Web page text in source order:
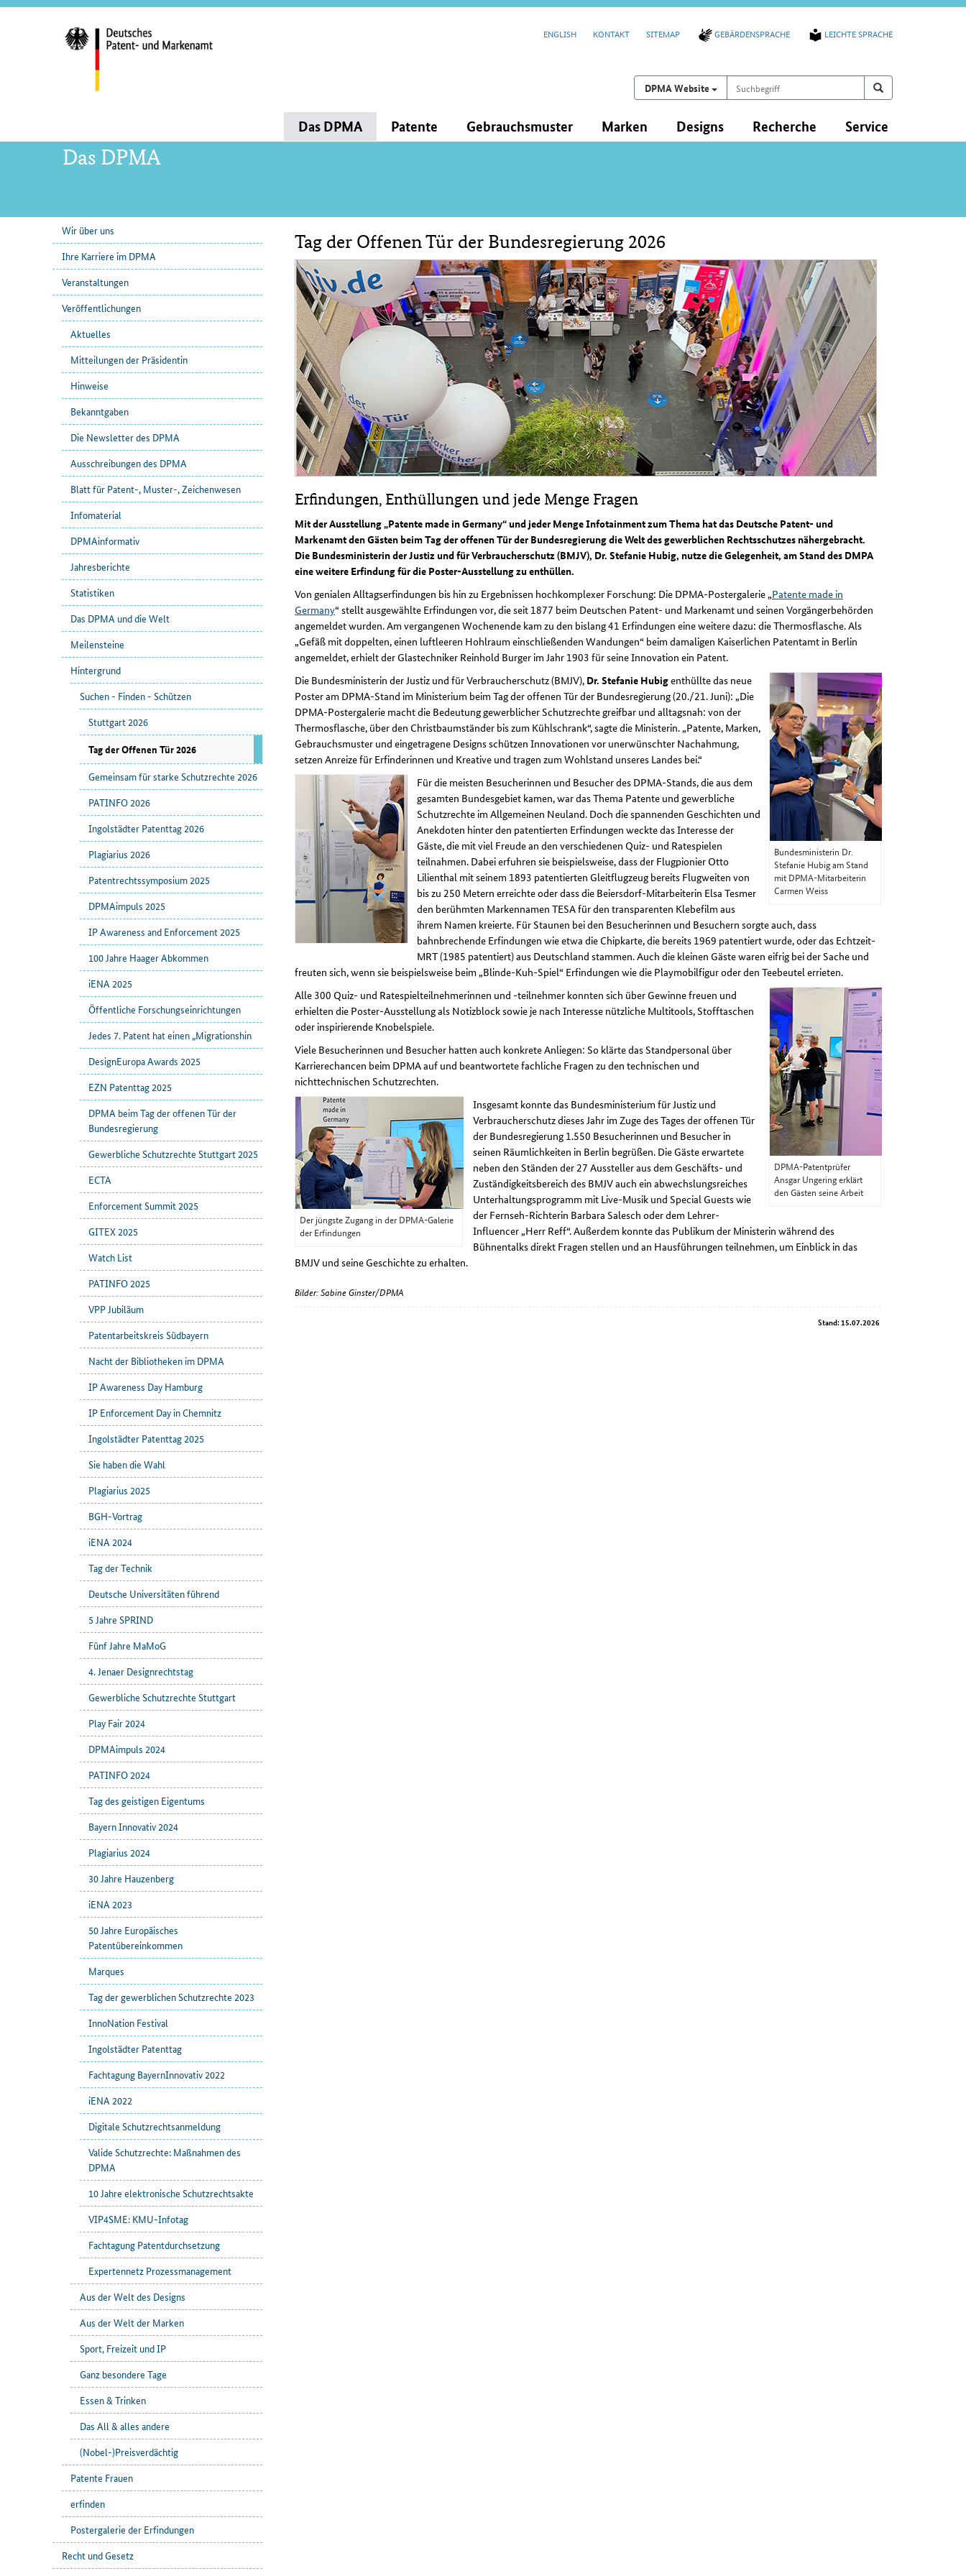
ENGLISH KONTAKT SITEMAP GEBÄRDENSPRACHE LEICHTE SPRACHE
Suchen auf
DPMA Website Suchbegriff Suchen
Das DPMA Patente Gebrauchsmuster Marken Designs Recherche Service
Das DPMA
Unternavigation
Wir über uns
Ihre Karriere im DPMA
Veranstaltungen
Veröffentlichungen
Aktuelles
Mitteilungen der Präsidentin
Hinweise
Bekanntgaben
Die Newsletter des DPMA
Ausschreibungen des DPMA
Blatt für Patent-, Muster-, Zeichenwesen
Infomaterial
DPMAinformativ
Jahresberichte
Statistiken
Das DPMA und die Welt
Meilensteine
Hintergrund
Suchen - Finden - Schützen
Stuttgart 2026
Tag der Offenen Tür 2026
Gemeinsam für starke Schutzrechte 2026
PATINFO 2026
Ingolstädter Patenttag 2026
Plagiarius 2026
Patentrechtssymposium 2025
DPMAimpuls 2025
IP Awareness and Enforcement 2025
100 Jahre Haager Abkommen
iENA 2025
Öffentliche Forschungseinrichtungen
Jedes 7. Patent hat einen „Migrationshin
DesignEuropa Awards 2025
EZN Patenttag 2025
DPMA beim Tag der offenen Tür der
Bundesregierung
Gewerbliche Schutzrechte Stuttgart 2025
ECTA
Enforcement Summit 2025
GITEX 2025
Watch List
PATINFO 2025
VPP Jubiläum
Patentarbeitskreis Südbayern
Nacht der Bibliotheken im DPMA
IP Awareness Day Hamburg
IP Enforcement Day in Chemnitz
Ingolstädter Patenttag 2025
Sie haben die Wahl
Plagiarius 2025
BGH-Vortrag
iENA 2024
Tag der Technik
Deutsche Universitäten führend
5 Jahre SPRIND
Fünf Jahre MaMoG
4. Jenaer Designrechtstag
Gewerbliche Schutzrechte Stuttgart
Play Fair 2024
DPMAimpuls 2024
PATINFO 2024
Tag des geistigen Eigentums
Bayern Innovativ 2024
Plagiarius 2024
30 Jahre Hauzenberg
iENA 2023
50 Jahre Europäisches
Patentübereinkommen
Marques
Tag der gewerblichen Schutzrechte 2023
InnoNation Festival
Ingolstädter Patenttag
Fachtagung BayernInnovativ 2022
iENA 2022
Digitale Schutzrechtsanmeldung
Valide Schutzrechte: Maßnahmen des
DPMA
10 Jahre elektronische Schutzrechtsakte
VIP4SME: KMU-Infotag
Fachtagung Patentdurchsetzung
Expertennetz Prozessmanagement
Aus der Welt des Designs
Aus der Welt der Marken
Sport, Freizeit und IP
Ganz besondere Tage
Essen & Trinken
Das All & alles andere
(Nobel-)Preisverdächtig
Patente Frauen
erfinden
Postergalerie der Erfindungen
Recht und Gesetz
Inhalt
Tag der Offenen Tür der Bundesregierung 2026
Erfindungen, Enthüllungen und jede Menge Fragen
Mit der Ausstellung „Patente made in Germany“ und jeder Menge Infotainment zum Thema hat das Deutsche Patent- und
Markenamt den Gästen beim Tag der offenen Tür der Bundesregierung die Welt des gewerblichen Rechtsschutzes nähergebracht.
Die Bundesministerin der Justiz und für Verbraucherschutz (BMJV), Dr. Stefanie Hubig, nutze die Gelegenheit, am Stand des DMPA
eine weitere Erfindung für die Poster-Ausstellung zu enthüllen.
Von genialen Alltagserfindungen bis hin zu Ergebnissen hochkomplexer Forschung: Die DPMA-Postergalerie „Patente made in
Germany“ stellt ausgewählte Erfindungen vor, die seit 1877 beim Deutschen Patent- und Markenamt und seinen Vorgängerbehörden
angemeldet wurden. Am vergangenen Wochenende kam zu den bislang 41 Erfindungen eine weitere dazu: die Thermosflasche. Als
„Gefäß mit doppelten, einen luftleeren Hohlraum einschließenden Wandungen“ beim damaligen Kaiserlichen Patentamt in Berlin
angemeldet, erhielt der Glastechniker Reinhold Burger im Jahr 1903 für seine Innovation ein Patent.
Bundesministerin Dr.
Stefanie Hubig am Stand
mit DPMA-Mitarbeiterin
Carmen Weiss
Die Bundesministerin der Justiz und für Verbraucherschutz (BMJV), Dr. Stefanie Hubigenthüllte das neue
Poster am DPMA-Stand im Ministerium beim Tag der offenen Tür der Bundesregierung (20./21. Juni): „Die
DPMA-Postergalerie macht die Bedeutung gewerblicher Schutzrechte greifbar und alltagsnah: von der
Thermosflasche, über den Christbaumständer bis zum Kühlschrank“, sagte die Ministerin. „Patente, Marken,
Gebrauchsmuster und eingetragene Designs schützen Innovationen vor unerwünschter Nachahmung,
setzen Anreize für Erfinderinnen und Kreative und tragen zum Wohlstand unseres Landes bei.“
Für die meisten Besucherinnen und Besucher des DPMA-Stands, die aus dem
gesamten Bundesgebiet kamen, war das Thema Patente und gewerbliche
Schutzrechte im Allgemeinen Neuland. Doch die spannenden Geschichten und
Anekdoten hinter den patentierten Erfindungen weckte das Interesse der
Gäste, die mit viel Freude an den verschiedenen Quiz- und Ratespielen
teilnahmen. Dabei erfuhren sie beispielsweise, dass der Flugpionier Otto
Lilienthal mit seinem 1893 patentierten Gleitflugzeug bereits Flugweiten von
bis zu 250 Metern erreichte oder dass die Beiersdorf-Mitarbeiterin Elsa Tesmer
den berühmten Markennamen TESA für den transparenten Klebefilm aus
ihrem Namen kreierte. Für Staunen bei den Besucherinnen und Besuchern sorgte auch, dass
bahnbrechende Erfindungen wie etwa die Chipkarte, die bereits 1969 patentiert wurde, oder das Echtzeit-
MRT (1985 patentiert) aus Deutschland stammen. Auch die kleinen Gäste waren eifrig bei der Sache und
freuten sich, wenn sie beispielsweise beim „Blinde-Kuh-Spiel“ Erfindungen wie die Playmobilfigur oder den Teebeutel errieten.
DPMA-Patentprüfer
Ansgar Ungering erklärt
den Gästen seine Arbeit
Alle 300 Quiz- und Ratespielteilnehmerinnen und -teilnehmer konnten sich über Gewinne freuen und
erhielten die Poster-Ausstellung als Notizblock sowie je nach Interesse nützliche Multitools, Stofftaschen
oder inspirierende Knobelspiele.
Viele Besucherinnen und Besucher hatten auch konkrete Anliegen: So klärte das Standpersonal über
Karrierechancen beim DPMA auf und beantwortete fachliche Fragen zu den technischen und
nichttechnischen Schutzrechten.
Der jüngste Zugang in der DPMA-Galerie
der Erfindungen
Insgesamt konnte das Bundesministerium für Justiz und
Verbraucherschutz dieses Jahr im Zuge des Tages der offenen Tür
der Bundesregierung 1.550 Besucherinnen und Besucher in
seinen Räumlichkeiten in Berlin begrüßen. Die Gäste erwartete
neben den Ständen der 27 Aussteller aus dem Geschäfts- und
Zuständigkeitsbereich des BMJV auch ein abwechslungsreiches
Unterhaltungsprogramm mit Live-Musik und Special Guests wie
der Fernseh-Richterin Barbara Salesch oder dem Lehrer-
Influencer „Herr Reff“. Außerdem konnte das Publikum der Ministerin während des
Bühnentalks direkt Fragen stellen und an Hausführungen teilnehmen, um Einblick in das
BMJV und seine Geschichte zu erhalten.
Bilder: Sabine Ginster/DPMA
Stand: 15.07.2026